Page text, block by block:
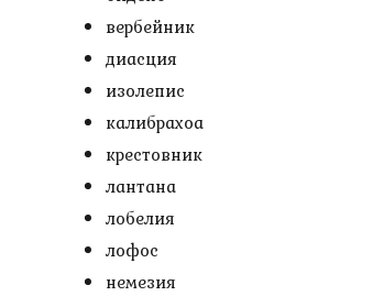
вербейник
диасция
изолепис
калибрахоа
крестовник
лантана
лобелия
лофос
немезия